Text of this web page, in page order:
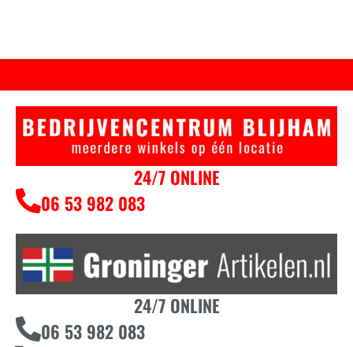
24/7 ONLINE
06 53 982 083
24/7 ONLINE
06 53 982 083